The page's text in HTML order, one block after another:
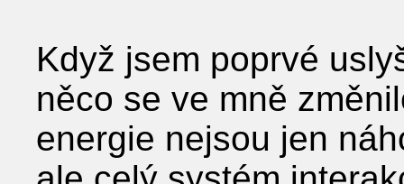
Když jsem poprvé
něco se ve mně
energie nejsou jen